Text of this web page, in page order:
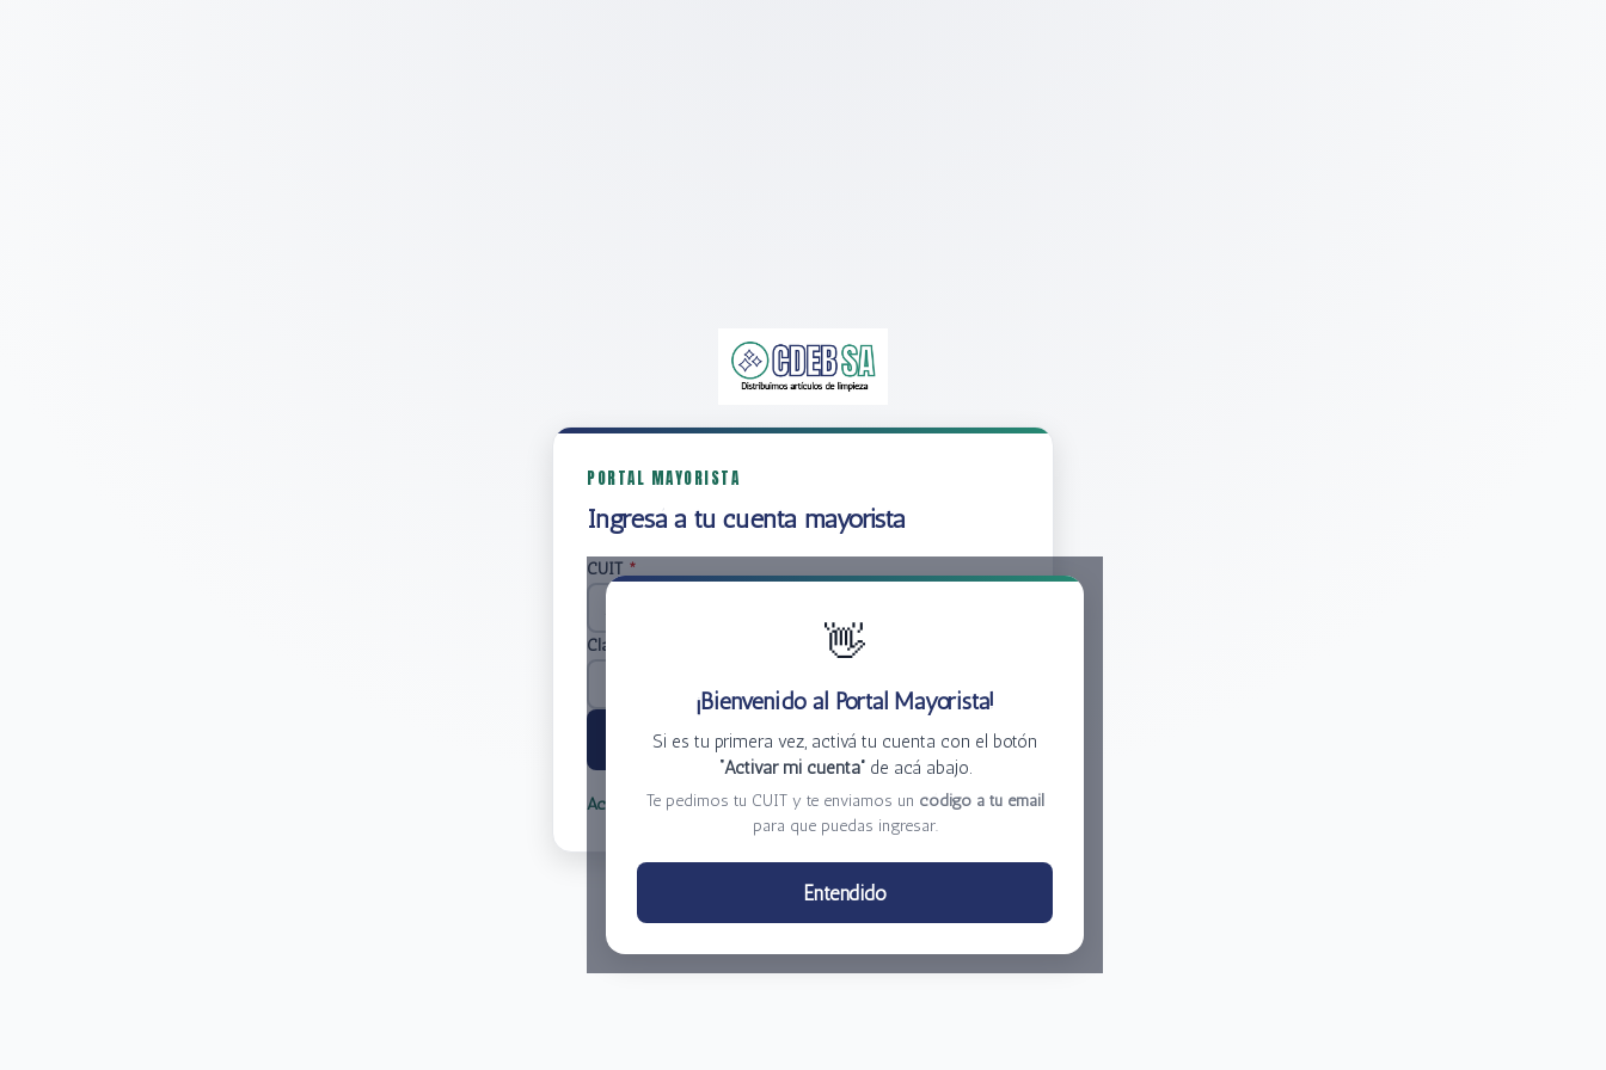
PORTAL MAYORISTA
Ingresá a tu cuenta mayorista
👋
¡Bienvenido al Portal Mayorista!
Si es tu primera vez, activá tu cuenta con el botón
“Activar mi cuenta”de acá abajo.
Te pedimos tu CUIT y te enviamos un código a tu email
para que puedas ingresar.
Entendido
CUIT *
Clave
Ingresar
Activar mi cuenta Olvidé mi clave
Centro de Distribución El Bacha S.A.